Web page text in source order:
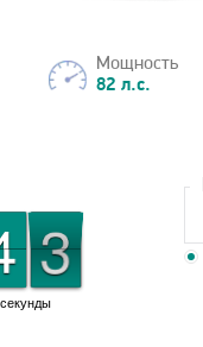
Мощность
82 л.с.
секунды
2
2
1